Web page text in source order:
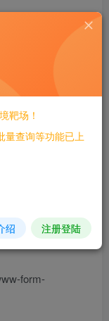
form-
靶场！
量查询等功能已上
绍 注册登陆